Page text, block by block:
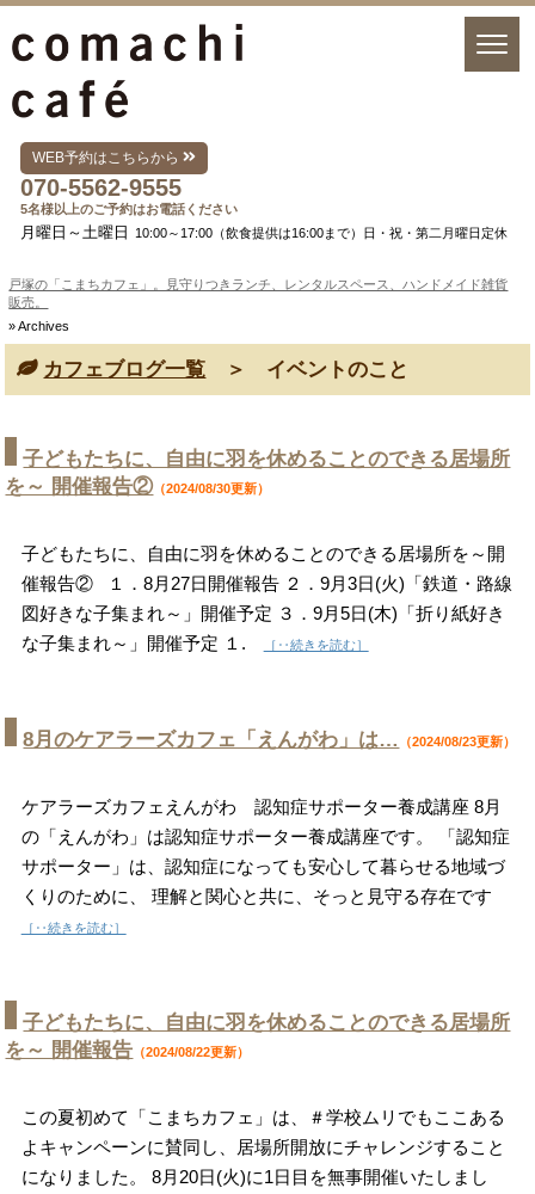
WEB予約はこちらから
070-5562-9555
5名様以上のご予約はお電話ください
月曜日～土曜日 10:00～17:00（飲食提供は16:00まで）日・祝・第二月曜日定休
戸塚の「こまちカフェ」。見守りつきランチ、レンタルスペース、ハンドメイド雑貨
販売。
» Archives
カフェブログ一覧 ＞ イベントのこと
子どもたちに、自由に羽を休めることのできる居場所
を～ 開催報告②（2024/08/30更新）
子どもたちに、自由に羽を休めることのできる居場所を～開
催報告② １．8月27日開催報告 ２．9月3日(火)「鉄道・路線
図好きな子集まれ～」開催予定 ３．9月5日(木)「折り紙好き
な子集まれ～」開催予定 １.
［‥続きを読む］
8月のケアラーズカフェ「えんがわ」は… （2024/08/23更新）
ケアラーズカフェえんがわ 認知症サポーター養成講座 8月
の「えんがわ」は認知症サポーター養成講座です。 「認知症
サポーター」は、認知症になっても安心して暮らせる地域づ
くりのために、 理解と関心と共に、そっと見守る存在です
［‥続きを読む］
子どもたちに、自由に羽を休めることのできる居場所
を～ 開催報告 （2024/08/22更新）
この夏初めて「こまちカフェ」は、＃学校ムリでもここある
よキャンペーンに賛同し、居場所開放にチャレンジすること
になりました。 8月20日(火)に1日目を無事開催いたしまし